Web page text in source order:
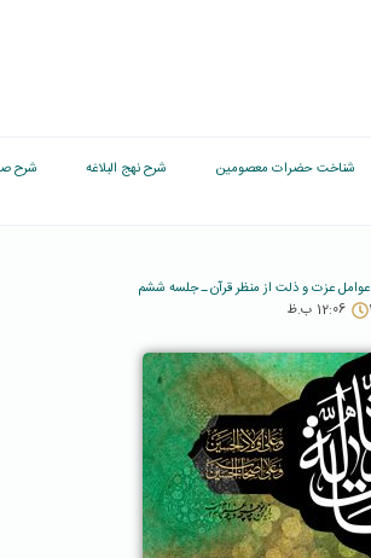
شناخت حضرات معصومین شرح نهج البلاغه شرح
عوامل عزت و ذلت از منظر قرآن ـ جلسه ششم
12:06 ب.ظ